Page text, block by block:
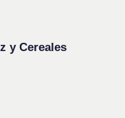
y Cereales